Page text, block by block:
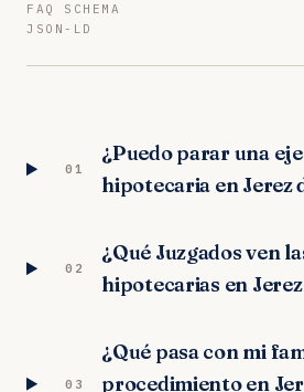
FAQ SCHEMA
JSON-LD
01
¿Puedo parar una
hipotecaria en Jerez
02
¿Qué Juzgados ven
hipotecarias en
03
¿Qué pasa con mi
procedimiento en